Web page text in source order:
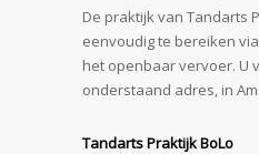
De praktijk van Tandarts
eenvoudig te bereiken
het openbaar vervoer. U
onderstaand adres, in
Tandarts Praktijk BoLo